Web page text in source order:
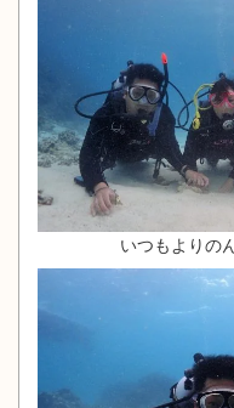
いつもよりの